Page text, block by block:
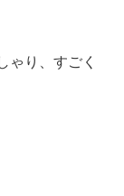
ゃり、すごく